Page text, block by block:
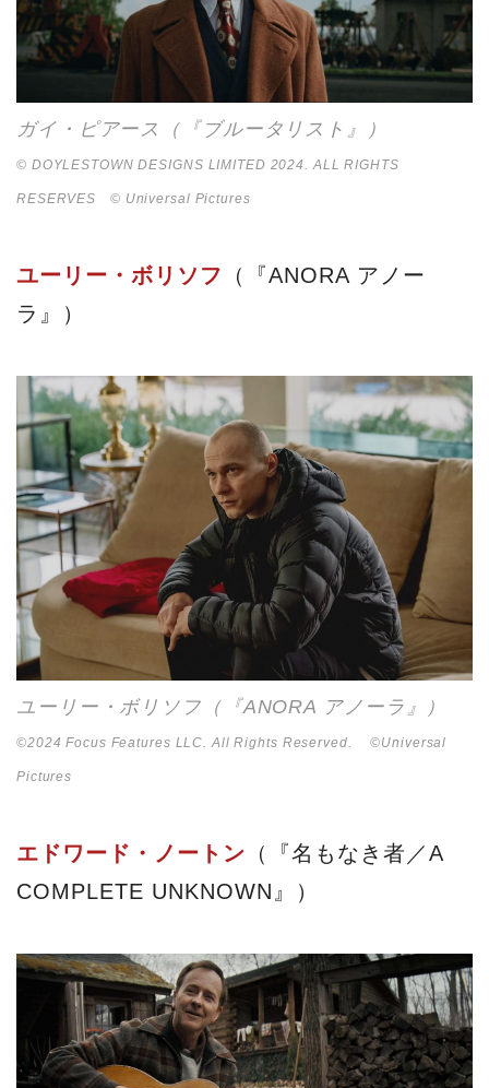
ガイ・ピアース（『ブルータリスト』）
© DOYLESTOWN DESIGNS LIMITED 2024. ALL RIGHTS
RESERVES © Universal Pictures
ユーリー・ボリソフ （『ANORA アノー
ラ』）
ユーリー・ボリソフ（『ANORA アノーラ』）
©2024 Focus Features LLC. All Rights Reserved. ©Universal
Pictures
エドワード・ノートン （『名もなき者／A
COMPLETE UNKNOWN』）